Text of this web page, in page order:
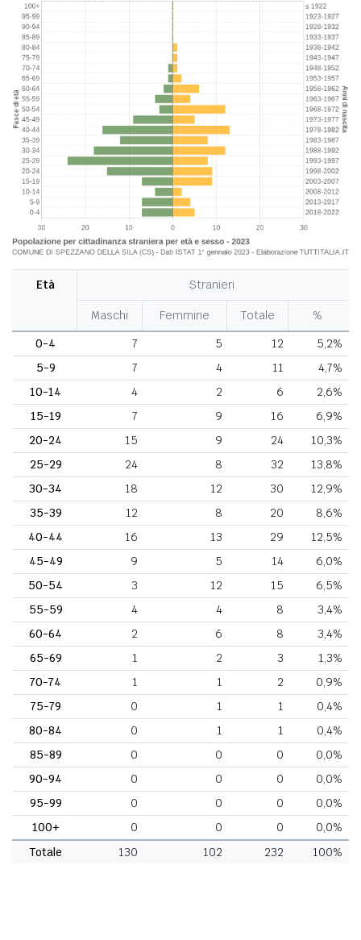
Età Stranieri
Maschi Femmine Totale
%
0-4
7 5 12
5,2%
5-9
7 4 11
4,7%
10-14
4 2 6
2,6%
15-19
7 9 16
6,9%
20-24
15 9 24
10,3%
25-29
24 8 32
13,8%
30-34
18 12 30
12,9%
35-39
12 8 20
8,6%
40-44
16 13 29
12,5%
45-49
9 5 14
6,0%
50-54
3 12 15
6,5%
55-59
4 4 8
3,4%
60-64
2 6 8
3,4%
65-69
1 2 3
1,3%
70-74
1 1 2
0,9%
75-79
0 1 1
0,4%
80-84
0 1 1
0,4%
85-89
0 0 0
0,0%
90-94
0 0 0
0,0%
95-99
0 0 0
0,0%
100+
0 0 0
0,0%
Totale
130 102 232 100%